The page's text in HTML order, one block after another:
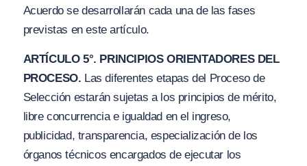
Acuerdo se desarrollarán cada una de las fases
previstas en este artículo.
ARTÍCULO 5°. PRINCIPIOS ORIENTADORES DEL
PROCESO. Las diferentes etapas del Proceso de
Selección estarán sujetas a los principios de mérito,
libre concurrencia e igualdad en el ingreso,
publicidad, transparencia, especialización de los
órganos técnicos encargados de ejecutar los